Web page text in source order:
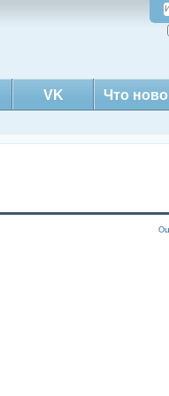
VK Что